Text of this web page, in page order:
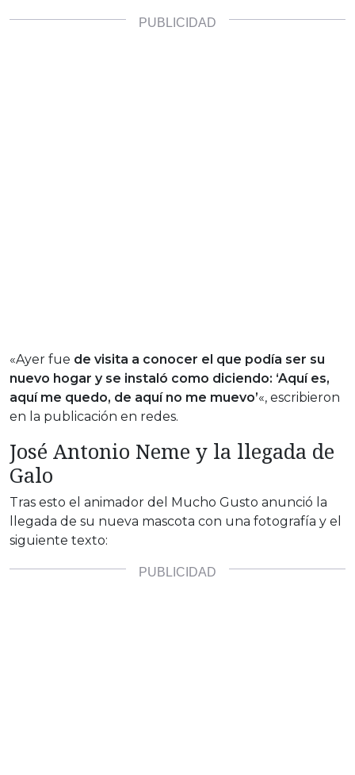
«Ayer fue de visita a conocer el que podía ser su
nuevo hogar y se instaló como diciendo: ‘Aquí es,
aquí me quedo, de aquí no me muevo’«, escribieron
en la publicación en redes.
José Antonio Neme y la llegada de
Galo
Tras esto el animador del Mucho Gusto anunció la
llegada de su nueva mascota con una fotografía y el
siguiente texto: